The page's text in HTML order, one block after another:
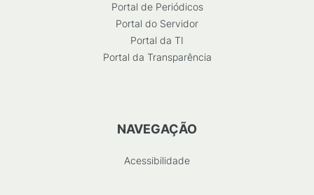
Portal de Periódicos
Portal do Servidor
Portal da TI
Portal da Transparência
NAVEGAÇÃO
Acessibilidade